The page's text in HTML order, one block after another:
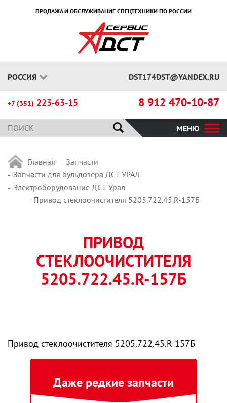
ПРОДАЖА И ОБСЛУЖИВАНИЕ СПЕЦТЕХНИКИ ПО РОССИИ
РОССИЯ DST174DST@YANDEX.RU
+7 (351) 223-63-15 8 912 470-10-87
МЕНЮ
Главная
Запчасти
Запчасти для бульдозера ДСТ УРАЛ
Электроборудование ДСТ-Урал
Привод стеклоочистителя 5205.722.45.R-157Б
ПРИВОД
СТЕКЛООЧИСТИТЕЛЯ
5205.722.45.R-157Б
Привод стеклоочистителя 5205.722.45.R-157Б
Даже редкие запчасти